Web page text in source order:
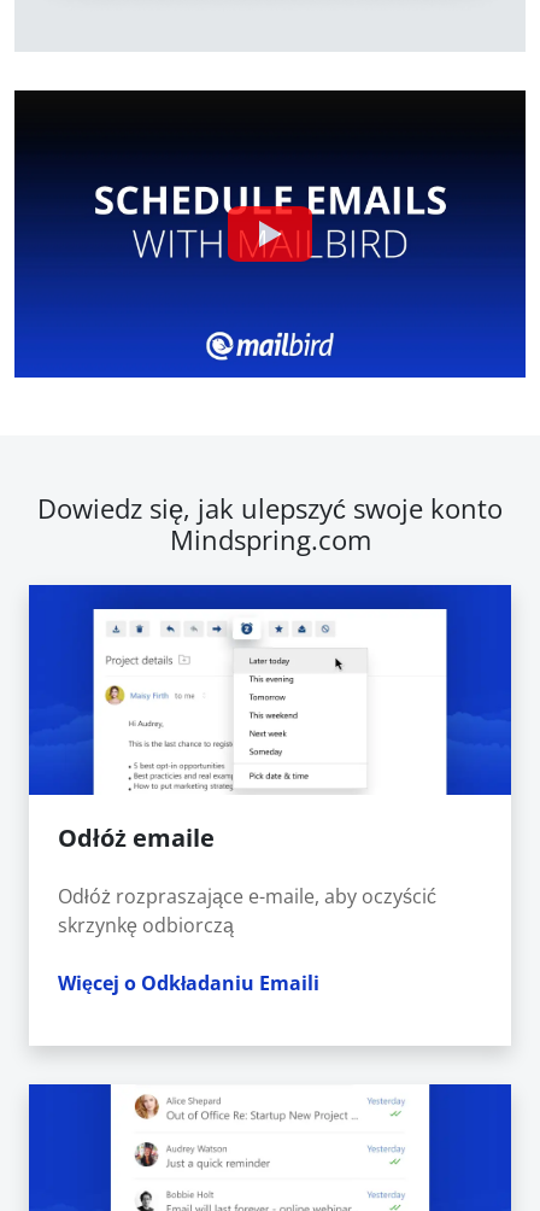
Dowiedz się, jak ulepszyć swoje konto
Mindspring.com
Odłóż emaile
Odłóż rozpraszające e-maile, aby oczyścić
skrzynkę odbiorczą
Więcej o Odkładaniu Emaili